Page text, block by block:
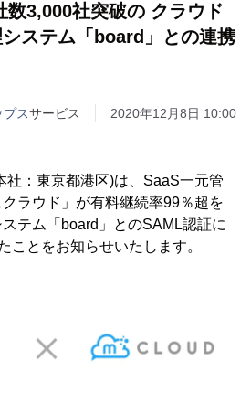
数3,000社突破の クラウド
ステム「board」との連携
スサービス 2020年12月8日 10:00
社：東京都港区)は、SaaS一元管
ラウド」が有料継続率99％超を
テム「board」とのSAML認証に
ことをお知らせいたします。